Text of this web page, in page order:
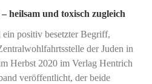
heilsam und toxisch zugleich
positiv besetzter Begriff,
der Juden in
Herbst 2020 im Verlag Hentrich
veröffentlicht, der beide